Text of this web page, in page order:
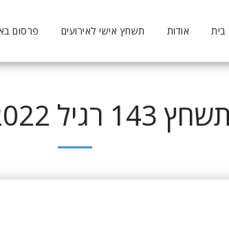
בית אודות תשחץ אישי לאירועים פרסום
143 רגיל 2022 פתרון